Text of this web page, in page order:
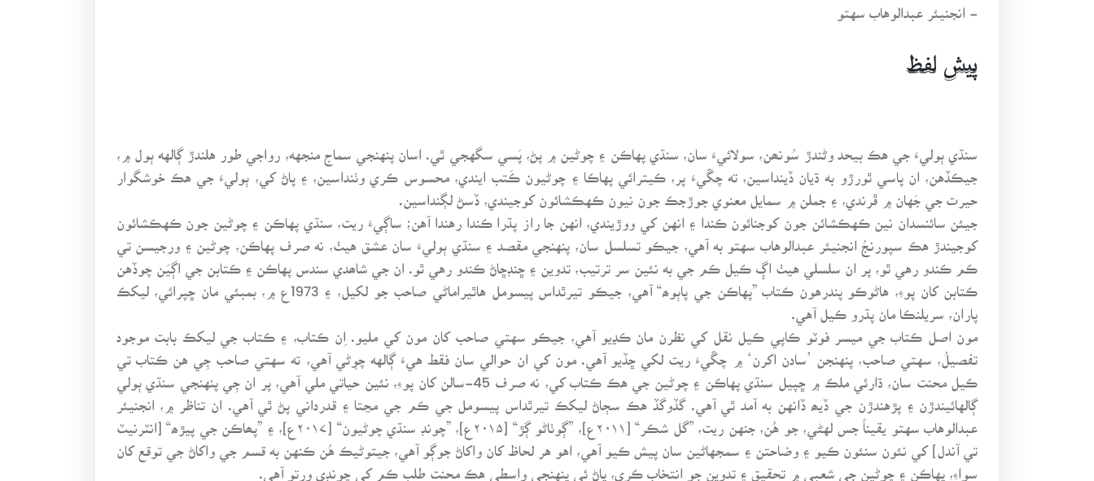
- انجنيئر عبدالوهاب سهتو
پيش لفظ
سنڌي ٻوليءَ جي هڪ بيحد وڻندڙ سُونھن، سولائيءَ سان، سنڌي پهاڪن ۽ چوڻين ۾ پڻ، پَسي سگهجي ٿي. اسان پنهنجي سماج منجهه، رواجي طور هلندڙ ڳالهه ٻول ۾،
جيڪڏهن، ان پاسي ٿورڙو به ڌيان ڏينداسين، ته چڱيءَ پر، ڪيترائي پهاڪا ۽ چوڻيون ڪَتب ايندي، محسوس ڪري وٺنداسين، ۽ پاڻ کي، ٻوليءَ جي هڪ خوشگوار
حيرت جي جَهان ۾ ڦرندي، ۽ جملن ۾ سمايل معنوي جوڙجڪ جون نيون ڪهڪشائون کوجيندي، ڏسڻ لڳنداسين.
جيئن سائنسدان نين ڪهڪشائن جون کوجنائون ڪندا ۽ انهن کي ووڙيندي، انهن جا راز پڌرا ڪندا رهندا آهن؛ ساڳيءَ ريت، سنڌي پهاڪن ۽ چوڻين جون ڪهڪشائون
کوجيندڙ هڪ سپورنجُ انجنيئر عبدالوهاب سهتو به آهي، جيڪو تسلسل سان، پنهنجي مقصد ۽ سنڌي ٻوليءَ سان عشق هيٺ، نه صرف پهاڪن، چوڻين ۽ ورجيسن تي
ڪم ڪندو رهي ٿو، پر ان سلسلي هيٺ اڳ ڪيل ڪم جي به نئين سر ترتيب، تدوين ۽ ڇنڊڇاڻ ڪندو رهي ٿو. ان جي شاھدي سندس پهاڪن ۽ ڪتابن جي اڳيَن چوڏهن
ڪتابن کان پوءِ، هاڻوڪو پندرهون ڪتاب ”پهاڪن جي پاٻوھ“ آهي، جيڪو تيرٿداس پيسومل هاٿيراماڻي صاحب جو لکيل، ۽ 1973ع ۾، بمبئي مان ڇپرائي، ليکڪ
پاران، سريلنڪا مان پڌرو ڪيل آهي.
مون اصل ڪتاب جي ميسر فوٽو ڪاپي ڪيل نقل کي نظرن مان ڪڍيو آهي، جيڪو سهتي صاحب کان مون کي مليو. اِن ڪتاب، ۽ ڪتاب جي ليکڪ بابت موجود
تفصيلُ، سهتي صاحب، پنهنجن ’سادن اکرن‘ ۾ چڱيءَ ريت لکي ڇڏيو آهي. مون کي ان حوالي سان فقط هيءَ ڳالهه چوِڻي آهي، ته سهتي صاحب جِي هن ڪتاب تي
ڪيل محنت سان، ڌارئي ملڪ ۾ ڇپيل سنڌي پهاڪن ۽ چوڻين جي هڪ ڪتاب کي، نه صرف 45-سالن کان پوءِ، نئين حياتي ملي آهي، پر ان جِي پنهنجي سنڌي ٻولي
ڳالهائيندڙن ۽ پڙهندڙن جي ڏيھ ڏانهن به آمد ٿي آهي. گڏوگڏ هڪ سڄاڻ ليکڪ تيرٿداس پيسومل جي ڪم جي مڃتا ۽ قدرداني پڻ ٿي آهي. ان تناظر ۾، انجنيئر
عبدالوهاب سهتو يقيناً جس لهڻي، جو هُن، جنهن ريت، ”گل شڪر“ [۲۰۱۱ع]، ”ڳوٺاڻو ڳڙ“ [۲۰۱۵ع]، ”چونڊ سنڌي چوڻيون“ [۲۰۱۷ع]، ۽ ”پھاڪن جي پيڙھ“ [انٽرنيٽ
تي آندل] کي نئون سنئون ڪيو ۽ وضاحتن ۽ سمجهاڻين سان پيش ڪيو آهي، اهو هر لحاظ کان واکاڻ جوڳو آهي، جيتوڻيڪ هُن ڪنهن به قسم جي واکاڻ جي توقع کان
سواءِ، پهاڪن ۽ چوڻين جي شعبي ۾ تحقيق ۽ تدوين جِو انتخاب ڪري، پاڻ ئي پنهنجي واسطي هڪ محنت طلب ڪم کي چونڊي ورتو آهي.